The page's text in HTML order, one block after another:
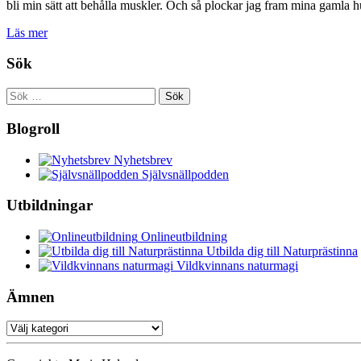
bli min sätt att behålla muskler. Och så plockar jag fram mina gamla
Läs mer
Sök
Sök
efter:
Blogroll
Nyhetsbrev
Självsnällpodden
Utbildningar
Onlineutbildning
Utbilda dig till Naturprästinna
Vildkvinnans naturmagi
Ämnen
Ämnen